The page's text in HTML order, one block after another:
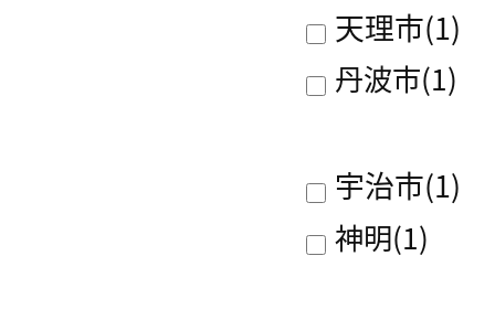
天理市(1)
丹波市(1)
宇治市(1)
神明(1)